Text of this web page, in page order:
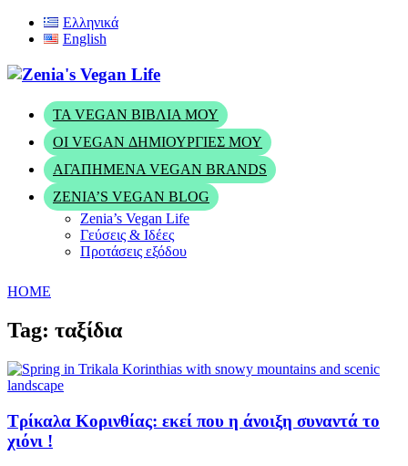
Ελληνικά
English
ΤΑ VEGAN ΒΙΒΛΊΑ ΜΟΥ
ΟΙ VEGAN ΔΗΜΙΟΥΡΓΊΕΣ ΜΟΥ
ΑΓΑΠΗΜΈΝΑ VEGAN BRANDS
ZENIA’S VEGAN BLOG
Zenia’s Vegan Life
Γεύσεις & Ιδέες
Προτάσεις εξόδου
HOME
Tag: ταξίδια
Τρίκαλα Κορινθίας: εκεί που η άνοιξη συναντά το
χιόνι !